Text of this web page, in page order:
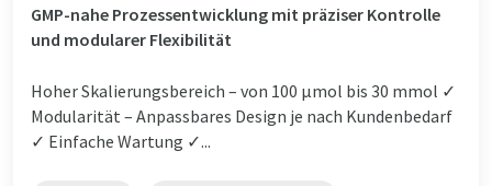
GMP-nahe Prozessentwicklung mit präziser Kontrolle
und modularer Flexibilität
Hoher Skalierungsbereich – von 100 µmol bis 30 mmol ✓
Modularität – Anpassbares Design je nach Kundenbedarf
✓ Einfache Wartung ✓...